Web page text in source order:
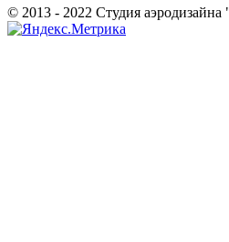
© 2013 - 2022 Студия